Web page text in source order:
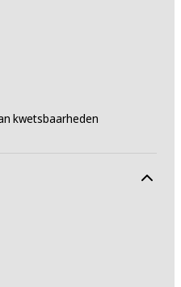
kwetsbaarheden